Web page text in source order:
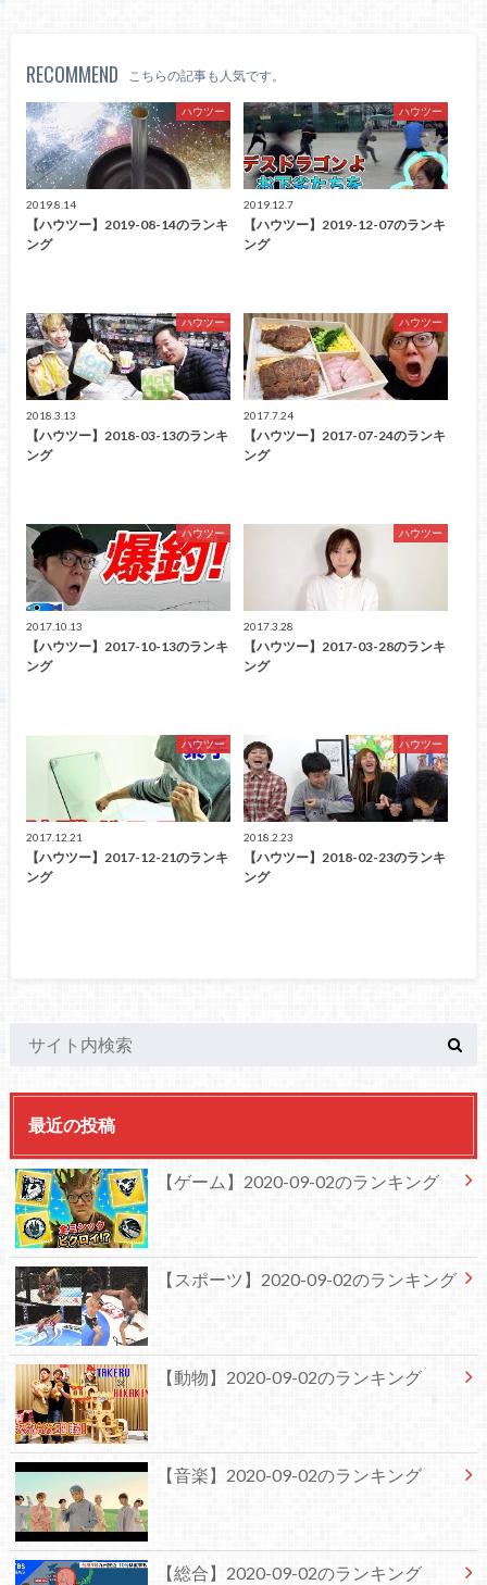
RECOMMEND こちらの記事も人気です。
ハウツー
2019.8.14
【ハウツー】2019-08-14のランキ
ング
ハウツー
2019.12.7
【ハウツー】2019-12-07のランキ
ング
ハウツー
2018.3.13
【ハウツー】2018-03-13のランキ
ング
ハウツー
2017.7.24
【ハウツー】2017-07-24のランキ
ング
ハウツー
2017.10.13
【ハウツー】2017-10-13のランキ
ング
ハウツー
2017.3.28
【ハウツー】2017-03-28のランキ
ング
ハウツー
2017.12.21
【ハウツー】2017-12-21のランキ
ング
ハウツー
2018.2.23
【ハウツー】2018-02-23のランキ
ング
最近の投稿
【ゲーム】2020-09-02のランキング
【スポーツ】2020-09-02のランキング
【動物】2020-09-02のランキング
【音楽】2020-09-02のランキング
【総合】2020-09-02のランキング